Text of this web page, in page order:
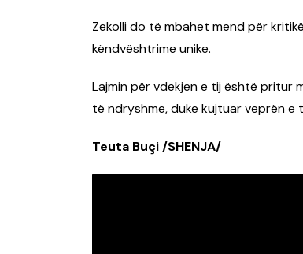
Zekolli do të mbahet mend për
këndvështrime unike.
Lajmin për vdekjen e tij është pritur
të ndryshme, duke kujtuar veprën e
Teuta Buçi /SHENJA/